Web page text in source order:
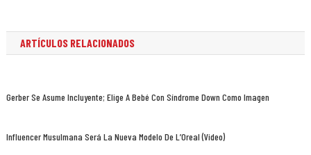
ARTÍCULOS RELACIONADOS
Gerber Se Asume Incluyente; Elige A Bebé Con Síndrome Down Como Imagen
Influencer Musulmana Será La Nueva Modelo De L’Oreal (Video)